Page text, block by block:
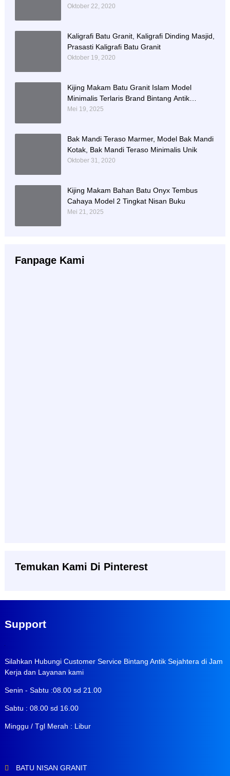
Oktober 22, 2020
Kaligrafi Batu Granit, Kaligrafi Dinding Masjid,
Prasasti Kaligrafi Batu Granit
Oktober 19, 2020
Kijing Makam Batu Granit Islam Model
Minimalis Terlaris Brand Bintang Antik
Sejahtera
Mei 19, 2025
Bak Mandi Teraso Marmer, Model Bak Mandi
Kotak, Bak Mandi Teraso Minimalis Unik
Oktober 31, 2020
Kijing Makam Bahan Batu Onyx Tembus
Cahaya Model 2 Tingkat Nisan Buku
Mei 21, 2025
Fanpage Kami
Temukan Kami Di Pinterest
Support
Silahkan Hubungi Customer Service Bintang Antik Sejahtera di Jam
Kerja dan Layanan kami
Senin - Sabtu :08.00 sd 21.00
Sabtu : 08.00 sd 16.00
Minggu / Tgl Merah : Libur
BATU NISAN GRANIT